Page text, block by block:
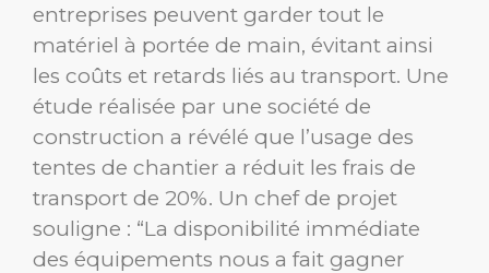
entreprises peuvent garder tout le
matériel à portée de main, évitant ainsi
les coûts et retards liés au transport. Une
étude réalisée par une société de
construction a révélé que l’usage des
tentes de chantier a réduit les frais de
transport de 20%. Un chef de projet
souligne : “La disponibilité immédiate
des équipements nous a fait gagner